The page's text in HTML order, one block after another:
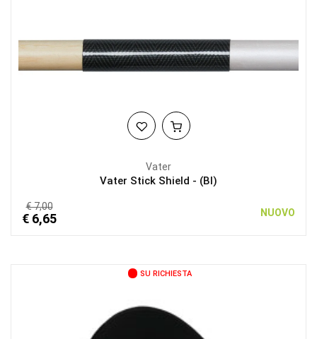
Vater
Vater Stick Shield - (BI)
€ 7,00
€ 6,65 NUOVO
SU RICHIESTA